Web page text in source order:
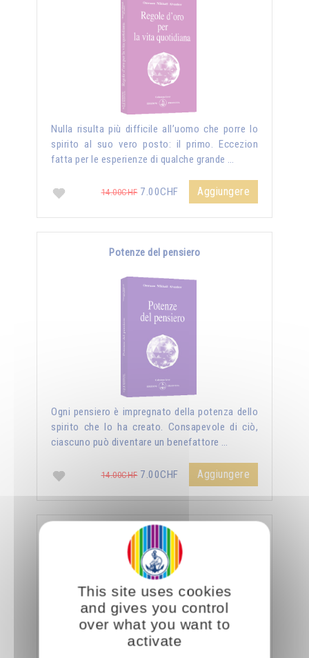
Nulla risulta più difficile all’uomo che porre lo
spirito al suo vero posto: il primo. Eccezion
fatta per le esperienze di qualche grande …
14.00CHF7.00CHF Aggiungere
Potenze del pensiero
Ogni pensiero è impregnato della potenza dello
spirito che lo ha creato. Consapevole di ciò,
ciascuno può diventare un benefattore …
14.00CHF7.00CHF Aggiungere
La sessualità forza del cielo
This site uses cookies
and gives you control
over what you want to
activate